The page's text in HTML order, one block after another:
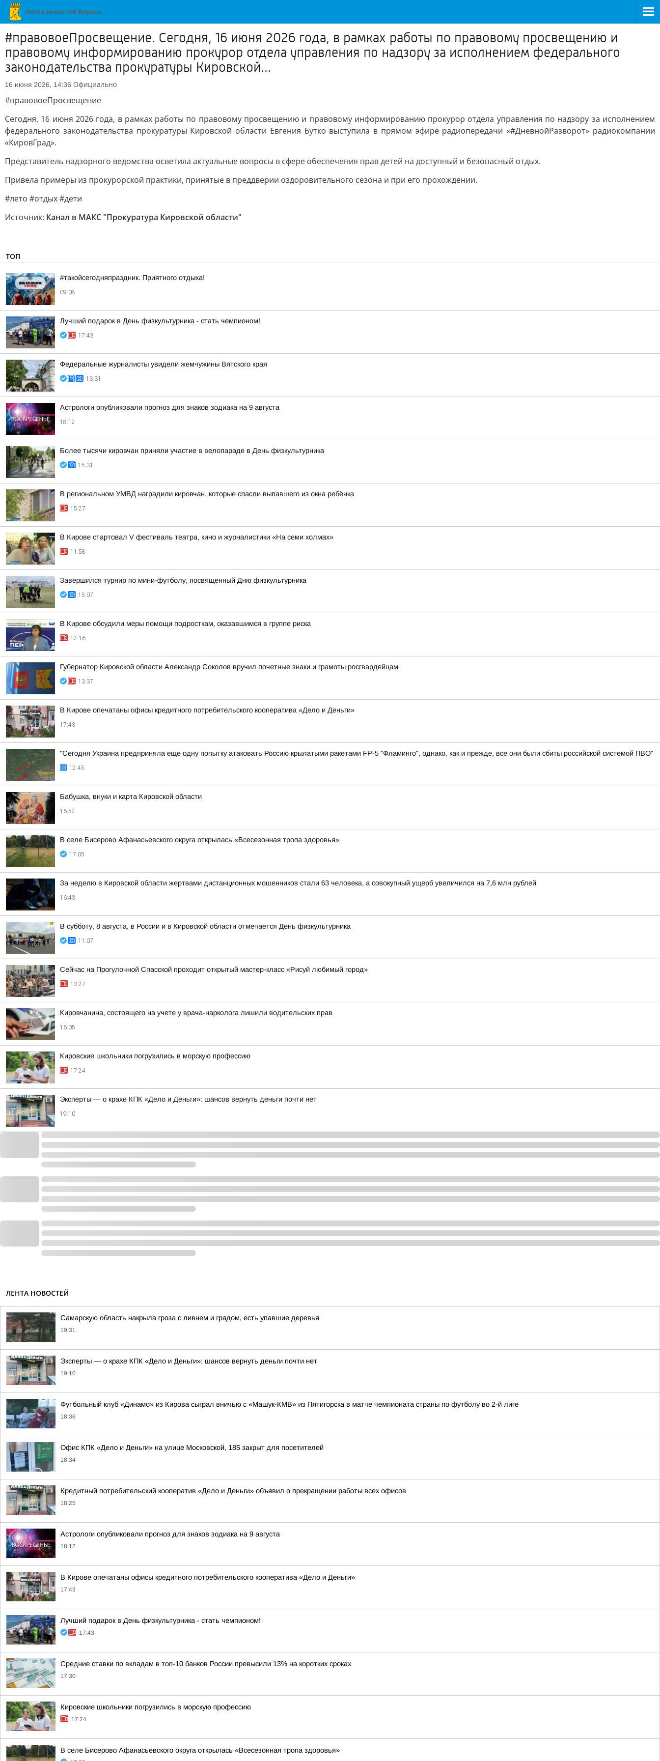
#правовоеПросвещение. Сегодня, 16 июня 2026 года, в рамках работы по правовому просвещению и
правовому информированию прокурор отдела управления по надзору за исполнением федерального
законодательства прокуратуры Кировской...
16 июня 2026, 14:36 Официально
#правовоеПросвещение
Сегодня, 16 июня 2026 года, в рамках работы по правовому просвещению и правовому информированию прокурор отдела управления по надзору за исполнением
федерального законодательства прокуратуры Кировской области Евгения Бутко выступила в прямом эфире радиопередачи «#ДневнойРазворот» радиокомпании
«КировГрад».
Представитель надзорного ведомства осветила актуальные вопросы в сфере обеспечения прав детей на доступный и безопасный отдых.
Привела примеры из прокурорской практики, принятые в преддверии оздоровительного сезона и при его прохождении.
#лето #отдых #дети
Источник: Канал в МАКС "Прокуратура Кировской области"
ТОП
#такойсегодняпраздник. Приятного отдыха!
09:08
Лучший подарок в День физкультурника - стать чемпионом!
17:43
Федеральные журналисты увидели жемчужины Вятского края
13:31
Астрологи опубликовали прогноз для знаков зодиака на 9 августа
18:12
Более тысячи кировчан приняли участие в велопараде в День физкультурника
15:31
В региональном УМВД наградили кировчан, которые спасли выпавшего из окна ребёнка
15:27
В Кирове стартовал V фестиваль театра, кино и журналистики «На семи холмах»
11:58
Завершился турнир по мини-футболу, посвященный Дню физкультурника
15:07
В Кирове обсудили меры помощи подросткам, оказавшимся в группе риска
12:16
Губернатор Кировской области Александр Соколов вручил почетные знаки и грамоты росгвардейцам
13:37
В Кирове опечатаны офисы кредитного потребительского кооператива «Дело и Деньги»
17:43
"Сегодня Украина предприняла еще одну попытку атаковать Россию крылатыми ракетами FP-5 "Фламинго", однако, как и прежде, все они были сбиты российской системой ПВО"
12:45
Бабушка, внуки и карта Кировской области
16:52
В селе Бисерово Афанасьевского округа открылась «Всесезонная тропа здоровья»
17:05
За неделю в Кировской области жертвами дистанционных мошенников стали 63 человека, а совокупный ущерб увеличился на 7,6 млн рублей
16:43
В субботу, 8 августа, в России и в Кировской области отмечается День физкультурника
11:07
Сейчас на Прогулочной Спасской проходит открытый мастер-класс «Рисуй любимый город»
13:27
Кировчанина, состоящего на учете у врача-нарколога лишили водительских прав
16:05
Кировские школьники погрузились в морскую профессию
17:24
Эксперты — о крахе КПК «Дело и Деньги»: шансов вернуть деньги почти нет
19:10
ЛЕНТА НОВОСТЕЙ
Самарскую область накрыла гроза с ливнем и градом, есть упавшие деревья
19:31
Эксперты — о крахе КПК «Дело и Деньги»: шансов вернуть деньги почти нет
19:10
Футбольный клуб «Динамо» из Кирова сыграл вничью с «Машук-КМВ» из Пятигорска в матче чемпионата страны по футболу во 2-й лиге
18:36
Офис КПК «Дело и Деньги» на улице Московской, 185 закрыт для посетителей
18:34
Кредитный потребительский кооператив «Дело и Деньги» объявил о прекращении работы всех офисов
18:25
Астрологи опубликовали прогноз для знаков зодиака на 9 августа
18:12
В Кирове опечатаны офисы кредитного потребительского кооператива «Дело и Деньги»
17:43
Лучший подарок в День физкультурника - стать чемпионом!
17:43
Средние ставки по вкладам в топ-10 банков России превысили 13% на коротких сроках
17:30
Кировские школьники погрузились в морскую профессию
17:24
В селе Бисерово Афанасьевского округа открылась «Всесезонная тропа здоровья»